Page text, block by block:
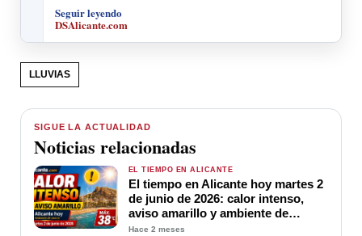
Seguir leyendo
DSAlicante.com
LLUVIAS
SIGUE LA ACTUALIDAD
Noticias relacionadas
EL TIEMPO EN ALICANTE
El tiempo en Alicante hoy martes 2
de junio de 2026: calor intenso,
aviso amarillo y ambiente de
verano
Hace 2 meses